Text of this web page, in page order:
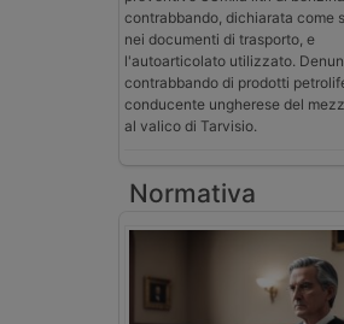
contrabbando, dichiarata come
nei documenti di trasporto, e
l'autoarticolato utilizzato.
contrabbando di prodotti
conducente ungherese del
al valico di Tarvisio.
Normativa